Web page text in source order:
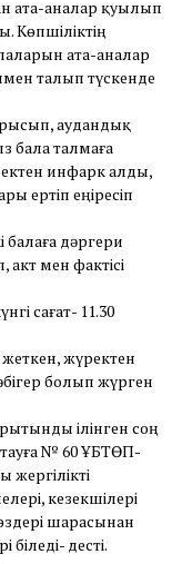
ата-аналар қуылып
Көпшіліктің
ата-аналар
талып түскенде
аудандық
бала талмаға
инфарк алды,
ертіп еңіресіп
балаға дәргери
мен фактісі
сағат- 11.30
жүректен
болып жүрген
ілінген соң
№ 60 ҰБТӨП-
жергілікті
кезекшілері
шарасынан
десті.